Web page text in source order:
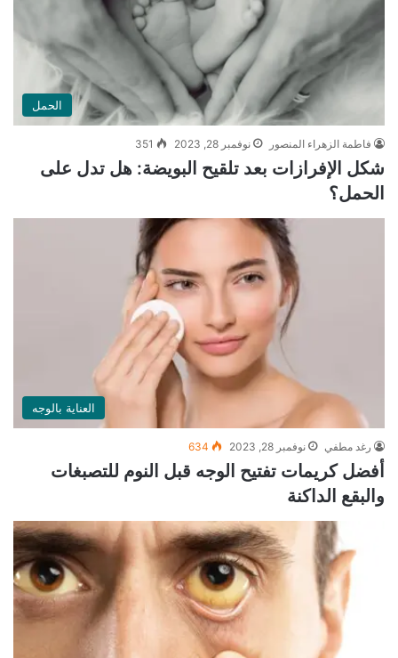
الحمل
فاطمة الزهراء المنصور نوفمبر 28, 2023 351
شكل الإفرازات بعد تلقيح البويضة: هل تدل على
الحمل؟
العناية بالوجه
رغد مطفي نوفمبر 28, 2023 634
أفضل كريمات تفتيح الوجه قبل النوم للتصبغات
والبقع الداكنة